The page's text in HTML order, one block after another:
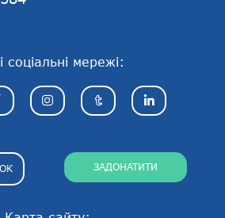
соціальні мережі:
ЗАДОНАТИТИ